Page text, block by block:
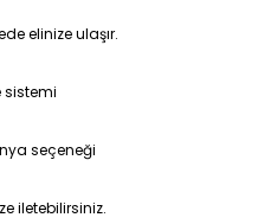
elinize ulaşır.
sistemi
seçeneği
iletebilirsiniz.